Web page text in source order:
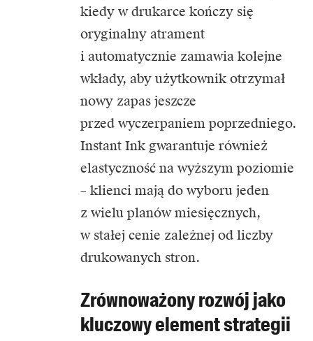
kiedy w drukarce kończy się
oryginalny atrament
i automatycznie zamawia kolejne
wkłady, aby użytkownik otrzymał
nowy zapas jeszcze
przed wyczerpaniem poprzedniego.
Instant Ink gwarantuje również
elastyczność na wyższym poziomie
– klienci mają do wyboru jeden
z wielu planów miesięcznych,
w stałej cenie zależnej od liczby
drukowanych stron.
Zrównoważony rozwój jako
kluczowy element strategii